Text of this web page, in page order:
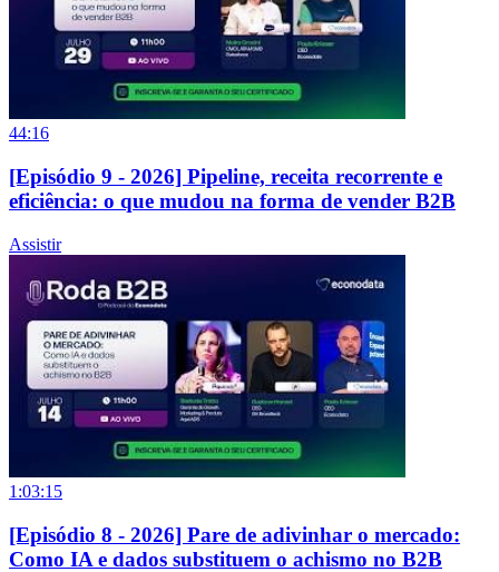
44:16
[Episódio 9 - 2026] Pipeline, receita recorrente e
eficiência: o que mudou na forma de vender B2B
Assistir
1:03:15
[Episódio 8 - 2026] Pare de adivinhar o mercado:
Como IA e dados substituem o achismo no B2B